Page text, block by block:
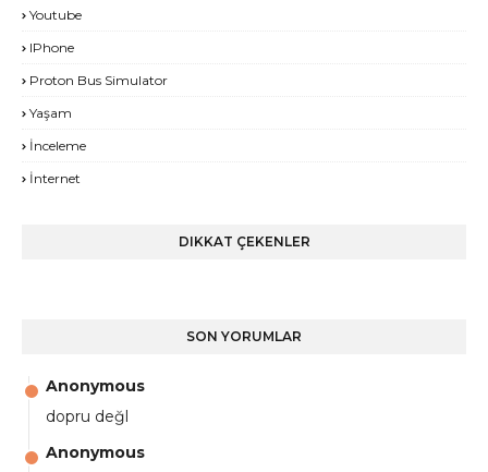
Youtube
IPhone
Proton Bus Simulator
Yaşam
İnceleme
İnternet
DIKKAT ÇEKENLER
SON YORUMLAR
Anonymous
dopru değl
Anonymous